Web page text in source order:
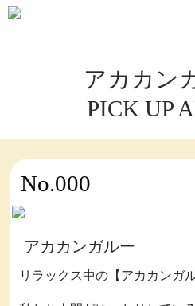
アカカン
PICK UP
No.000
アカカンガルー
リラックス中の【アカカンガル